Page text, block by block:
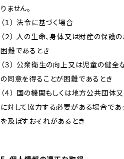
りません。
（１） 法令に基づく場合
（２） 人の生命、身体又は財産の保護
困難であるとき
（３） 公衆衛生の向上又は児童の健
の同意を得ることが困難であるとき
（４） 国の機関もしくは地方公共団
に対して協力する必要がある場合であ
を及ぼすおそれがあるとき